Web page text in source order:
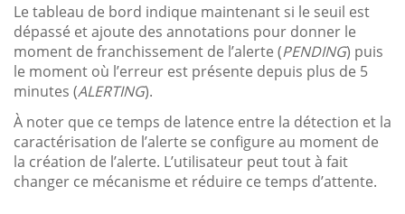
Le tableau de bord indique maintenant si le seuil est
dépassé et ajoute des annotations pour donner le
moment de franchissement de l’alerte (PENDING) puis
le moment où l’erreur est présente depuis plus de 5
minutes (ALERTING).
À noter que ce temps de latence entre la détection et la
caractérisation de l’alerte se configure au moment de
la création de l’alerte. L’utilisateur peut tout à fait
changer ce mécanisme et réduire ce temps d’attente.